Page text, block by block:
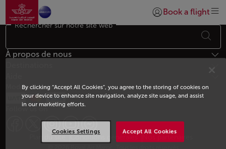
Saut au contenu principal
Aller à la page accueil
Se connecter |
Book a flight
Bas de page Plan du site
Rechercher sur notre site web
À propos de nous
Modes de paiement
Follow us on
Web map links
$Title.getData()
Plan du site Conditions générales
By clicking “Accept All Cookies”, you agree to the storing of cookies on
your device to enhance site navigation, analyze site usage, and assist
in our marketing efforts.
Accept All Cookies
Cookies Settings